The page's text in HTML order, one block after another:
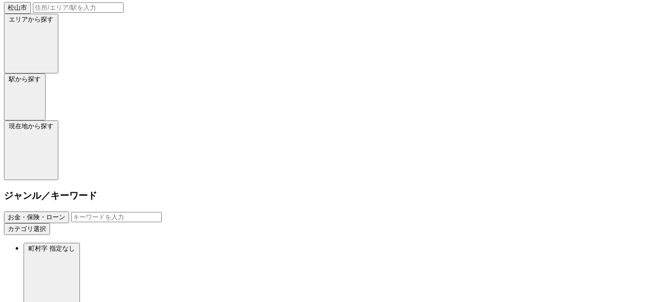
松山市
エリアから探す
駅から探す
現在地から探す
ジャンル／キーワード
お金・保険・ローン
カテゴリ選択
町村字 指定なし